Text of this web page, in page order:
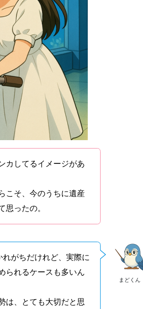
カしてるイメージがあ
こそ、今のうちに遺産
思ったの。
まどくん
れがちだけれど、実際に
られるケースも多いん
は、とても大切だと思